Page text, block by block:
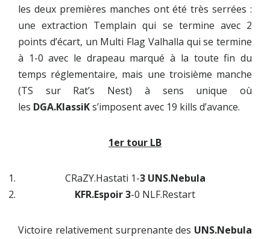
les deux premières manches ont été très serrées :
une extraction Templain qui se termine avec 2
points d’écart, un Multi Flag Valhalla qui se termine
à 1-0 avec le drapeau marqué à la toute fin du
temps réglementaire, mais une troisième manche
(TS sur Rat’s Nest) à sens unique où
les DGA.KlassiKs’imposent avec 19 kills d’avance.
1er tour LB
CRaZY.Hastati 1-3 UNS.Nebula
KFR.Espoir 3-0 NLF.Restart
Victoire relativement surprenante des UNS.Nebula